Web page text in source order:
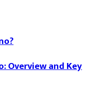
Overview and Key